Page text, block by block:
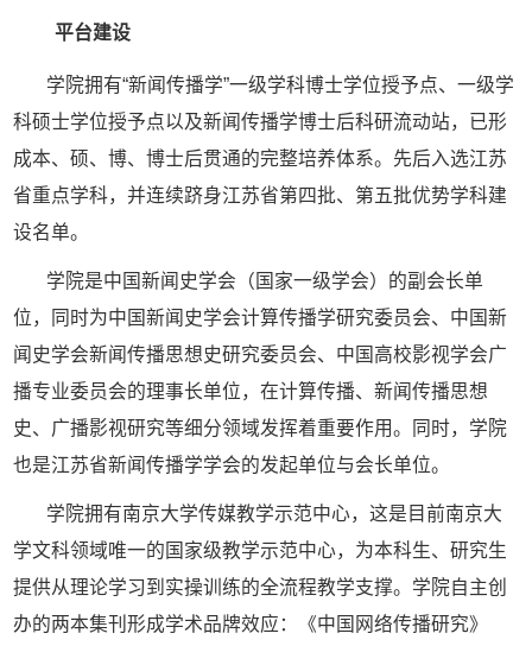
平台建设
学院拥有“新闻传播学”一级学科博士学位授予点、一级学
科硕士学位授予点以及新闻传播学博士后科研流动站，已形
成本、硕、博、博士后贯通的完整培养体系。先后入选江苏
省重点学科，并连续跻身江苏省第四批、第五批优势学科建
设名单。
学院是中国新闻史学会（国家一级学会）的副会长单
位，同时为中国新闻史学会计算传播学研究委员会、中国新
闻史学会新闻传播思想史研究委员会、中国高校影视学会广
播专业委员会的理事长单位，在计算传播、新闻传播思想
史、广播影视研究等细分领域发挥着重要作用。同时，学院
也是江苏省新闻传播学学会的发起单位与会长单位。
学院拥有南京大学传媒教学示范中心，这是目前南京大
学文科领域唯一的国家级教学示范中心，为本科生、研究生
提供从理论学习到实操训练的全流程教学支撑。学院自主创
办的两本集刊形成学术品牌效应：《中国网络传播研究》